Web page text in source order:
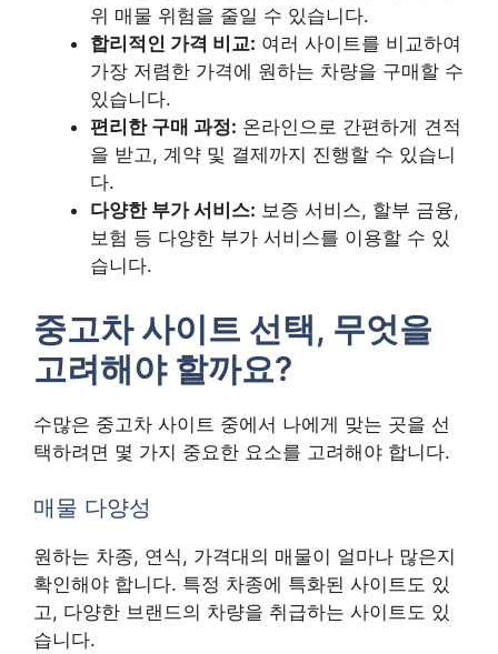
위 매물 위험을 줄일 수 있습니다.
합리적인 가격 비교: 여러 사이트를 비교하여
가장 저렴한 가격에 원하는 차량을 구매할 수
있습니다.
편리한 구매 과정: 온라인으로 간편하게 견적
을 받고, 계약 및 결제까지 진행할 수 있습니
다.
다양한 부가 서비스: 보증 서비스, 할부 금융,
보험 등 다양한 부가 서비스를 이용할 수 있
습니다.
중고차 사이트 선택, 무엇을
고려해야 할까요?
수많은 중고차 사이트 중에서 나에게 맞는 곳을 선
택하려면 몇 가지 중요한 요소를 고려해야 합니다.
매물 다양성
원하는 차종, 연식, 가격대의 매물이 얼마나 많은지
확인해야 합니다. 특정 차종에 특화된 사이트도 있
고, 다양한 브랜드의 차량을 취급하는 사이트도 있
습니다.